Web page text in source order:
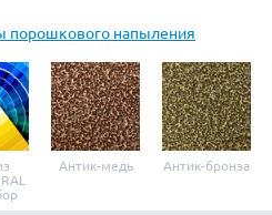
порошкового напыления
Антик-медь Антик-бронза